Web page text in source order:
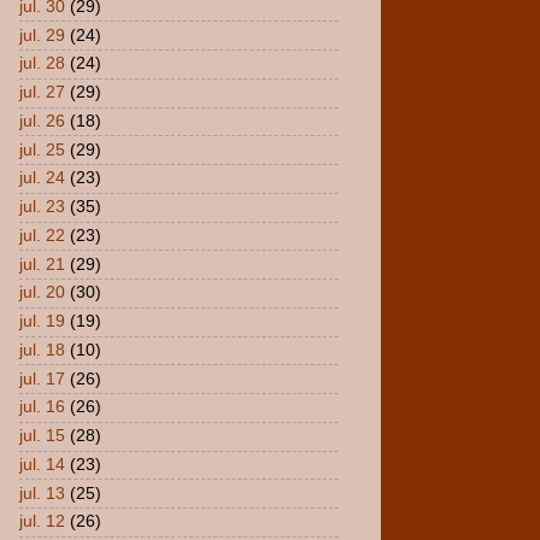
jul. 30 (29)
jul. 29 (24)
jul. 28 (24)
jul. 27 (29)
jul. 26 (18)
jul. 25 (29)
jul. 24 (23)
jul. 23 (35)
jul. 22 (23)
jul. 21 (29)
jul. 20 (30)
jul. 19 (19)
jul. 18 (10)
jul. 17 (26)
jul. 16 (26)
jul. 15 (28)
jul. 14 (23)
jul. 13 (25)
jul. 12 (26)